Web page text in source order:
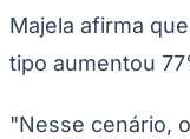
Majela afirma
tipo aumentou
"Nesse cenário,